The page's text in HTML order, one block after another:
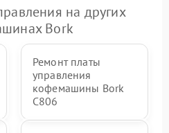
на других
Bork
Ремонт платы
управления
кофемашины Bork
C806